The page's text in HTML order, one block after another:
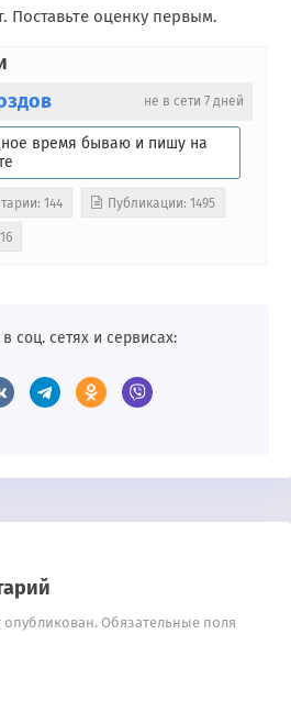
Поставьте оценку первым.
не в сети 7 дней
время бываю и пишу на
144 Публикации: 1495
соц. сетях и сервисах:
опубликован. Обязательные поля